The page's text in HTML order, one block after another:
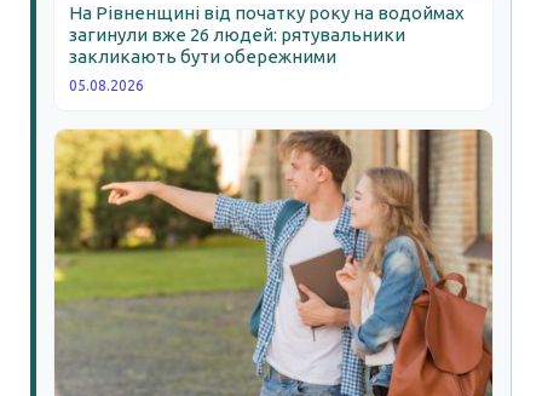
На Рівненщині від початку року на водоймах
загинули вже 26 людей: рятувальники
закликають бути обережними
05.08.2026